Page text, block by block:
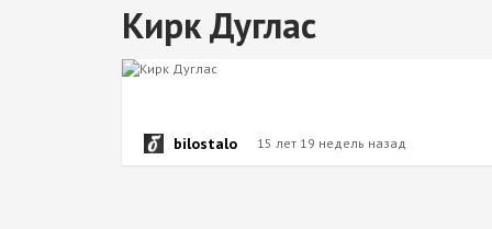
Кирк Дуглас
bilostalo 15 лет 19 недель назад